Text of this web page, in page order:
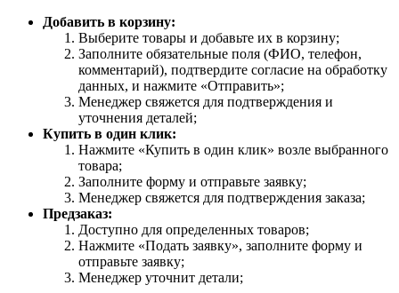
Добавить в корзину:
Выберите товары и добавьте их в корзину;
Заполните обязательные поля (ФИО, телефон,
комментарий), подтвердите согласие на обработку
данных, и нажмите «Отправить»;
Менеджер свяжется для подтверждения и
уточнения деталей;
Купить в один клик:
Нажмите «Купить в один клик» возле выбранного
товара;
Заполните форму и отправьте заявку;
Менеджер свяжется для подтверждения заказа;
Предзаказ:
Доступно для определенных товаров;
Нажмите «Подать заявку», заполните форму и
отправьте заявку;
Менеджер уточнит детали;